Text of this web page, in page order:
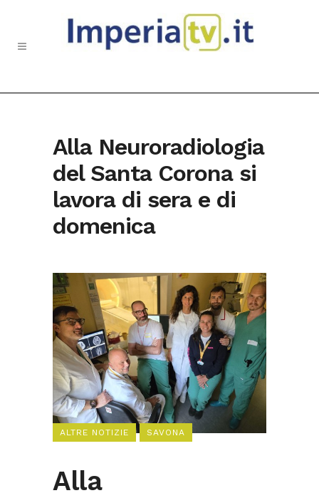
Alla Neuroradiologia
del Santa Corona si
lavora di sera e di
domenica
ALTRE NOTIZIE SAVONA
Alla